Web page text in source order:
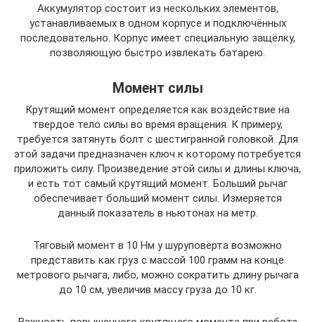
Аккумулятор состоит из нескольких элементов,
устанавливаемых в одном корпусе и подключённых
последовательно. Корпус имеет специальную защёлку,
позволяющую быстро извлекать батарею.
Момент силы
Крутящий момент определяется как воздействие на
твердое тело силы во время вращения. К примеру,
требуется затянуть болт с шестигранной головкой. Для
этой задачи предназначен ключ к которому потребуется
приложить силу. Произведение этой силы и длины ключа,
и есть тот самый крутящий момент. Больший рычаг
обеспечивает больший момент силы. Измеряется
данный показатель в ньютонах на метр.
Тяговый момент в 10 Нм у шуруповёрта возможно
представить как груз с массой 100 грамм на конце
метрового рычага, либо, можно сократить длину рычага
до 10 см, увеличив массу груза до 10 кг.